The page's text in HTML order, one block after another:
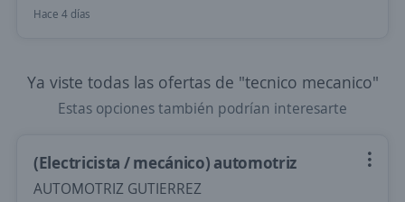
Hace 4 días
Ya viste todas las ofertas de "tecnico mecanico"
Estas opciones también podrían interesarte
(Electricista / mecánico) automotriz
AUTOMOTRIZ GUTIERREZ